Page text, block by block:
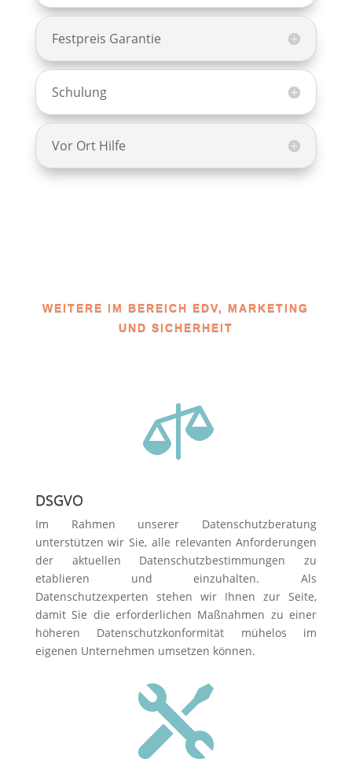
Festpreis Garantie
Schulung
Vor Ort Hilfe
WEITERE IM BEREICH EDV, MARKETING
UND SICHERHEIT

DSGVO
Im Rahmen unserer Datenschutzberatung
unterstützen wir Sie, alle relevanten Anforderungen
der aktuellen Datenschutzbestimmungen zu
etablieren und einzuhalten. Als
Datenschutzexperten stehen wir Ihnen zur Seite,
damit Sie die erforderlichen Maßnahmen zu einer
höheren Datenschutzkonformität mühelos im
eigenen Unternehmen umsetzen können.
